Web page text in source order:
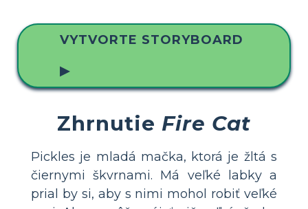
VYTVORTE STORYBOARD
▶
Zhrnutie Fire Cat
Pickles je mladá mačka, ktorá je žltá s
čiernymi škvrnami. Má veľké labky a
prial by si, aby s nimi mohol robiť veľké